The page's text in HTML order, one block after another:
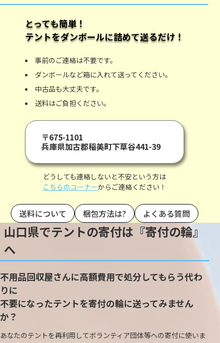
とっても簡単！
テントをダンボールに詰めて送るだけ！
事前のご連絡は不要です。
ダンボールなど箱に入れて送ってください。
中古品も大丈夫です。
送料はご負担ください。
〒675-1101
兵庫県加古郡稲美町下草谷441-39
どうしても連絡しないと不安という方は
こちらのコーナーからご連絡ください！
送料について 梱包方法は? よくある質問
山口県でテントの寄付は『寄付の輪』
へ
不用品回収屋さんに高額費用で処分してもらう代わ
りに
不要になったテントを寄付の輪に送ってみません
か？
あなたのテントを再利用してボランティア団体等への寄付に使いま